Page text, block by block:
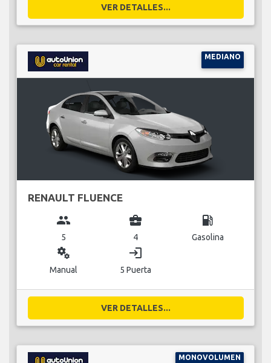
VER DETALLES...
MEDIANO
RENAULT FLUENCE
group
5
business_center
4
local_gas_station
Gasolina
miscellaneous_services
Manual
login
5 Puerta
VER DETALLES...
MONOVOLUMEN